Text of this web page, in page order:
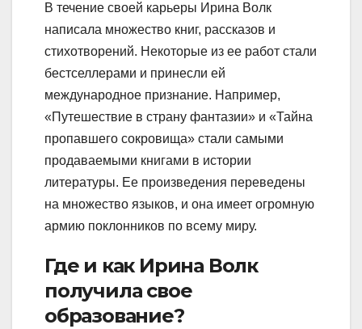
В течение своей карьеры Ирина Волк
написала множество книг, рассказов и
стихотворений. Некоторые из ее работ стали
бестселлерами и принесли ей
международное признание. Например,
«Путешествие в страну фантазии» и «Тайна
пропавшего сокровища» стали самыми
продаваемыми книгами в истории
литературы. Ее произведения переведены
на множество языков, и она имеет огромную
армию поклонников по всему миру.
Где и как Ирина Волк
получила свое
образование?